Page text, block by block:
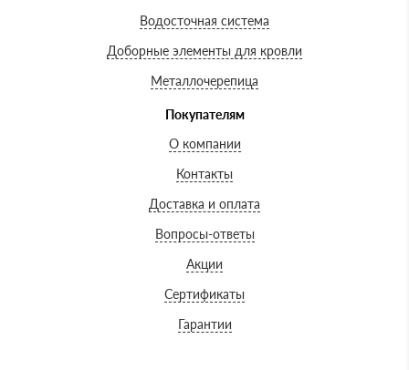
Водосточная система
Доборные элементы для кровли
Металлочерепица
Покупателям
О компании
Контакты
Доставка и оплата
Вопросы-ответы
Акции
Сертификаты
Гарантии